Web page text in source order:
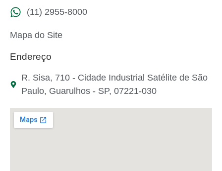
(11) 2955-8000
Mapa do Site
Endereço
R. Sisa, 710 - Cidade Industrial Satélite de São
Paulo, Guarulhos - SP, 07221-030